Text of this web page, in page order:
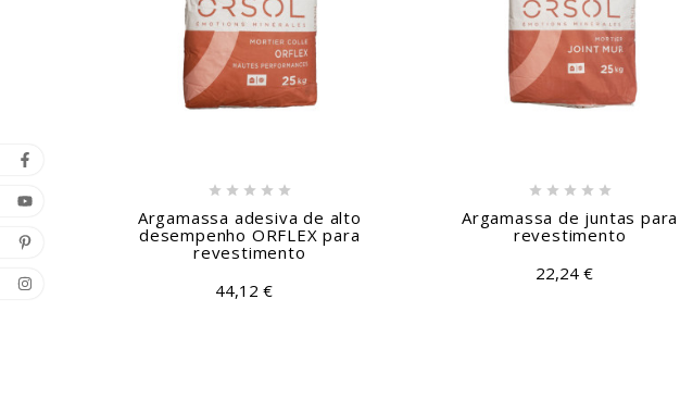
    
Argamassa adesiva de alto
desempenho ORFLEX para
revestimento
44,12 €

    
Argamassa de juntas para
revestimento
22,24 €